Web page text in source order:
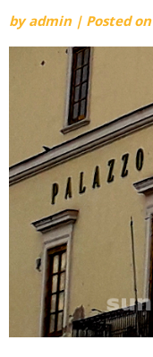
byadmin | Posted on